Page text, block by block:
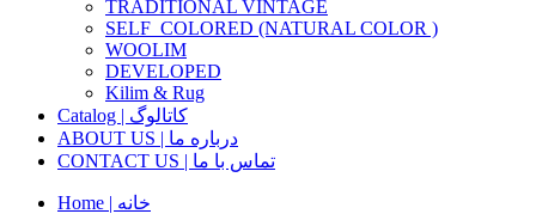
TRADITIONAL VINTAGE
SELF_COLORED (NATURAL COLOR )
WOOLIM
DEVELOPED
Kilim & Rug
Catalog | کاتالوگ
ABOUT US | درباره ما
CONTACT US | تماس با ما
Home | خانه